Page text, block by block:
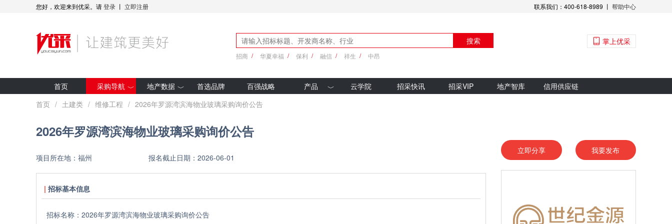
您好，欢迎来到优采。请登录 丨 立即注册 联系我们：400-618-8989 丨 帮助中心
搜索
招商 华夏幸福 保利 融信 祥生 中昂
掌上优采
首页
采购导航
最新招标
采购人动态
地产数据
房企拿地
全装修项目
首选品牌 百强战略
产品
云学院 招采快讯 招采VIP 地产智库
信用供应链
首页 / 土建类 / 维修工程 / 2026年罗源湾滨海物业玻璃采购询价公告
2026年罗源湾滨海物业玻璃采购询价公告
项目所在地： 福州 报名截止日期： 2026-06-01
招标基本信息
招标名称： 2026年罗源湾滨海物业玻璃采购询价公告
立即分享 我要发布